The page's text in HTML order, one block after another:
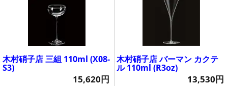
木村硝子店 三組 110ml (X08-
S3)
15,620円
木村硝子店 バーマン カクテ
ル 110ml (R3oz)
13,530円